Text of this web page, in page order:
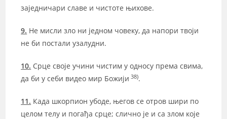
заједничари славе и чистоте њихове.
9. Не мисли зло ни једном човеку, да напори твоји
не би постали узалудни.
10. Срце своје учини чистим у односу према свима,
да би у себи видео мир Божији 38).
11. Када шкорпион убоде, његов се отров шири по
целом телу и погађа срце; слично је и са злом које